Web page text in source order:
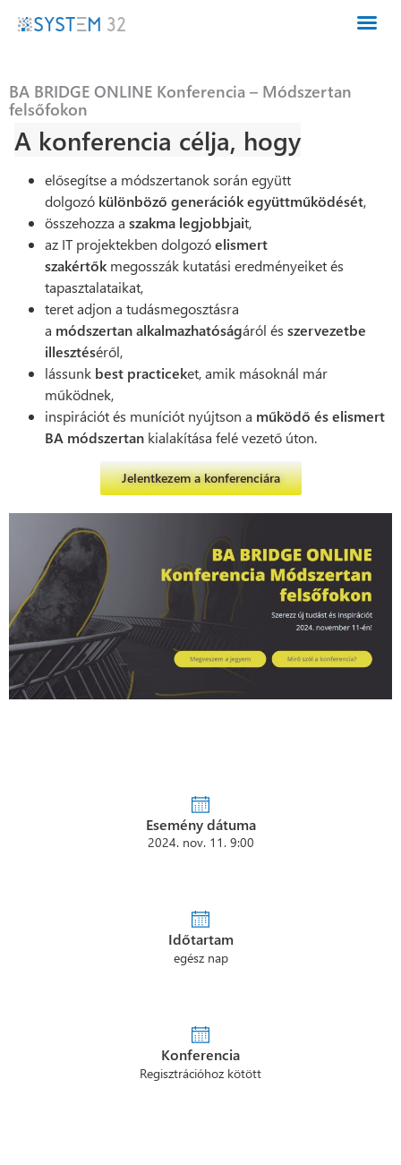
BA BRIDGE ONLINE Konferencia – Módszertan
felsőfokon
A konferencia célja, hogy
elősegítse a módszertanok során együtt
dolgozó különböző generációk együttműködését,
összehozza a szakma legjobbjait,
az IT projektekben dolgozóelismert
szakértők megosszák kutatási eredményeiket és
tapasztalataikat,
teret adjon a tudásmegosztásra
a módszertanalkalmazhatóságáról és szervezetbe
illesztéséről,
lássunk best practiceket, amik másoknál már
működnek,
inspirációt és muníciót nyújtson a működő és elismert
BA módszertan kialakítása felé vezető úton.
Jelentkezem a konferenciára
Esemény dátuma
2024. nov. 11. 9:00
Időtartam
egész nap
Konferencia
Regisztrációhoz kötött